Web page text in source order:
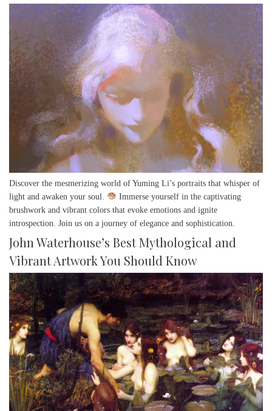
Discover the mesmerizing world of Yuming Li’s portraits that whisper of
light and awaken your soul.
Immerse yourself in the captivating
brushwork and vibrant colors that evoke emotions and ignite
introspection. Join us on a journey of elegance and sophistication.
John Waterhouse’s Best Mythological and
Vibrant Artwork You Should Know